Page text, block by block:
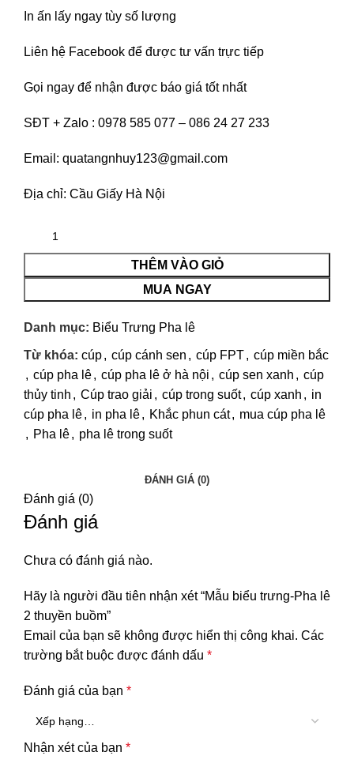
In ấn lấy ngay tùy số lượng
Liên hệ Facebook để được tư vấn trực tiếp
Gọi ngay để nhận được báo giá tốt nhất
SĐT + Zalo : 0978 585 077 – 086 24 27 233
Email: quatangnhuy123@gmail.com
Địa chỉ: Cầu Giấy Hà Nội
THÊM VÀO GIỎ
MUA NGAY
Danh mục: Biểu Trưng Pha lê
Từ khóa: cúp, cúp cánh sen , cúp FPT, cúp miền bắc
, cúp pha lê, cúp pha lê ở hà nội , cúp sen xanh , cúp
thủy tinh , Cúp trao giải , cúp trong suốt, cúp xanh , in
cúp pha lê, in pha lê, Khắc phun cát, mua cúp pha lê
, Pha lê, pha lê trong suốt
ĐÁNH GIÁ (0)
Đánh giá (0)
Đánh giá
Chưa có đánh giá nào.
Hãy là người đầu tiên nhận xét “Mẫu biểu trưng-Pha lê
2 thuyền buồm”
Email của bạn sẽ không được hiển thị công khai. Các
trường bắt buộc được đánh dấu *
Đánh giá của bạn *
Nhận xét của bạn *